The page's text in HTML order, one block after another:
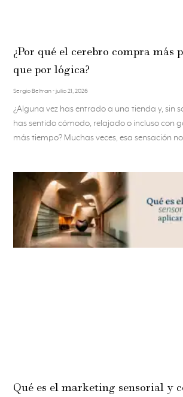
¿Por qué el cerebro compra más
que por lógica?
Sergio Beltran julio 21, 2026
¿Alguna vez has entrado a una tienda y, sin
has sentido cómodo, relajado o incluso con
más tiempo? Muchas veces, esa sensación
Qué es el marketing sensorial y